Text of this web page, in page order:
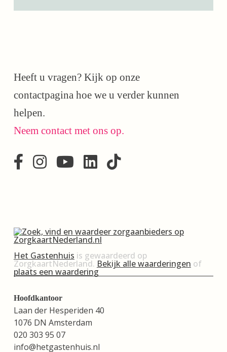
Heeft u vragen? Kijk op onze
contactpagina hoe we u verder kunnen
helpen.
Neem contact met ons op.
Het Gastenhuis is gewaardeerd op
ZorgkaartNederland. Bekijk alle waarderingen of
plaats een waardering
Hoofdkantoor
Laan der Hesperiden 40
1076 DN Amsterdam
020 303 95 07
info@hetgastenhuis.nl